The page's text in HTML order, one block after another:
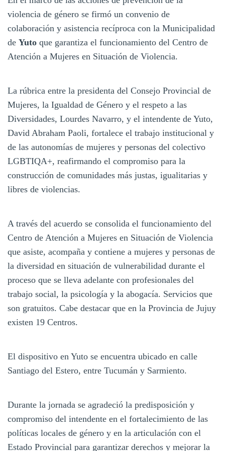
violencia de género se firmó un convenio de
colaboración y asistencia recíproca con la Municipalidad
de Yuto que garantiza el funcionamiento del Centro de
Atención a Mujeres en Situación de Violencia.
La rúbrica entre la presidenta del Consejo Provincial de
Mujeres, la Igualdad de Género y el respeto a las
Diversidades, Lourdes Navarro, y el intendente de Yuto,
David Abraham Paoli, fortalece el trabajo institucional y
de las autonomías de mujeres y personas del colectivo
LGBTIQA+, reafirmando el compromiso para la
construcción de comunidades más justas, igualitarias y
libres de violencias.
A través del acuerdo se consolida el funcionamiento del
Centro de Atención a Mujeres en Situación de Violencia
que asiste, acompaña y contiene a mujeres y personas de
la diversidad en situación de vulnerabilidad durante el
proceso que se lleva adelante con profesionales del
trabajo social, la psicología y la abogacía. Servicios que
son gratuitos. Cabe destacar que en la Provincia de Jujuy
existen 19 Centros.
El dispositivo en Yuto se encuentra ubicado en calle
Santiago del Estero, entre Tucumán y Sarmiento.
Durante la jornada se agradeció la predisposición y
compromiso del intendente en el fortalecimiento de las
políticas locales de género y en la articulación con el
Estado Provincial para garantizar derechos y mejorar la